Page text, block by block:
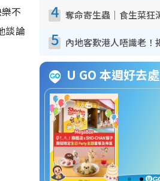
不
談論
4
5
U GO 本週好去處